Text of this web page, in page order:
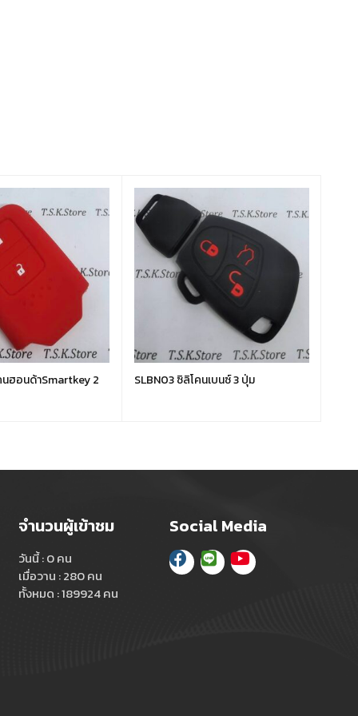
นฮอนด้าSmartkey 2
SLBN03 ซิลิโคนเบนซ์ 3 ปุ่ม
จำนวนผู้เข้าชม
วันนี้ : 0 คน
เมื่อวาน : 280 คน
ทั้งหมด : 189924 คน
Social Media